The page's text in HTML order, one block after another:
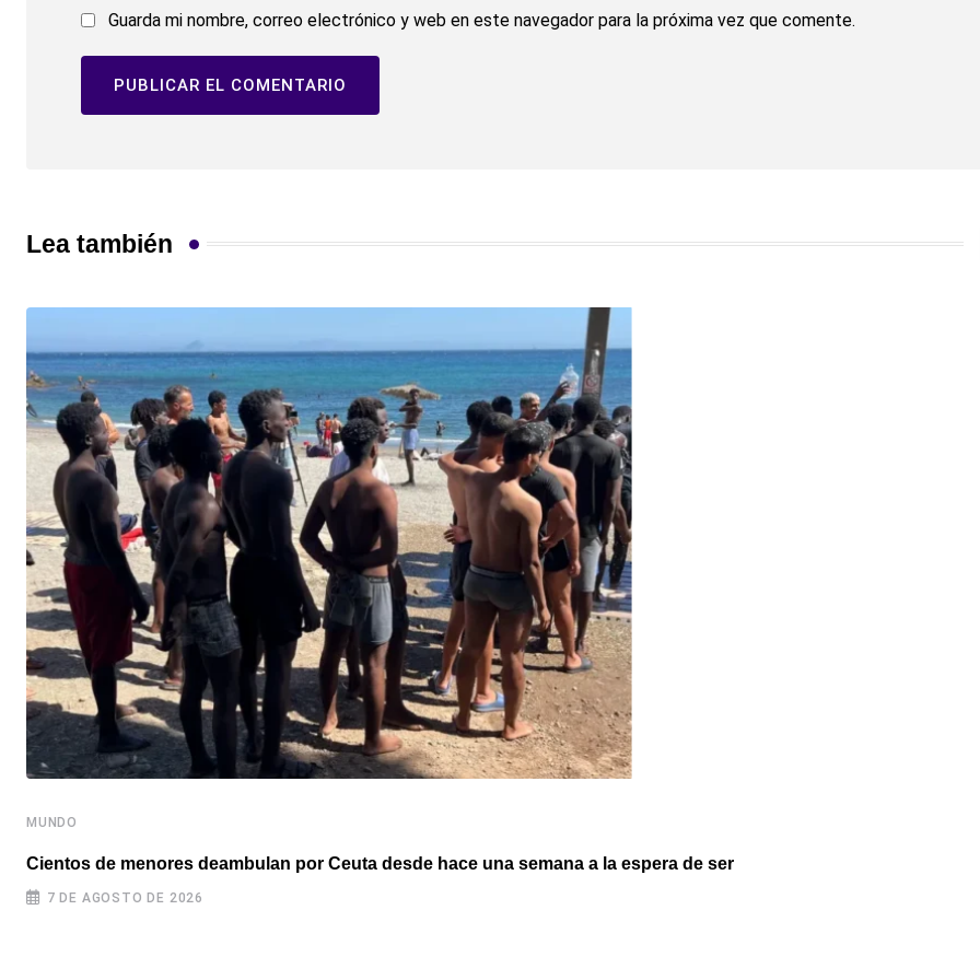
Guarda mi nombre, correo electrónico y web en este navegador para la próxima vez que comente.
Lea también
MUNDO
Cientos de menores deambulan por Ceuta desde hace una semana a la espera de ser
7 DE AGOSTO DE 2026